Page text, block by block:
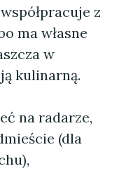
z
ma własne
w
kulinarną.
na radarze,
(dla